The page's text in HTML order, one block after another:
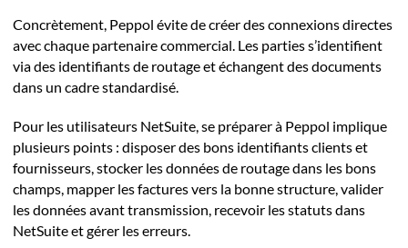
Concrètement, Peppol évite de créer des connexions directes
avec chaque partenaire commercial. Les parties s’identifient
via des identifiants de routage et échangent des documents
dans un cadre standardisé.
Pour les utilisateurs NetSuite, se préparer à Peppol implique
plusieurs points : disposer des bons identifiants clients et
fournisseurs, stocker les données de routage dans les bons
champs, mapper les factures vers la bonne structure, valider
les données avant transmission, recevoir les statuts dans
NetSuite et gérer les erreurs.